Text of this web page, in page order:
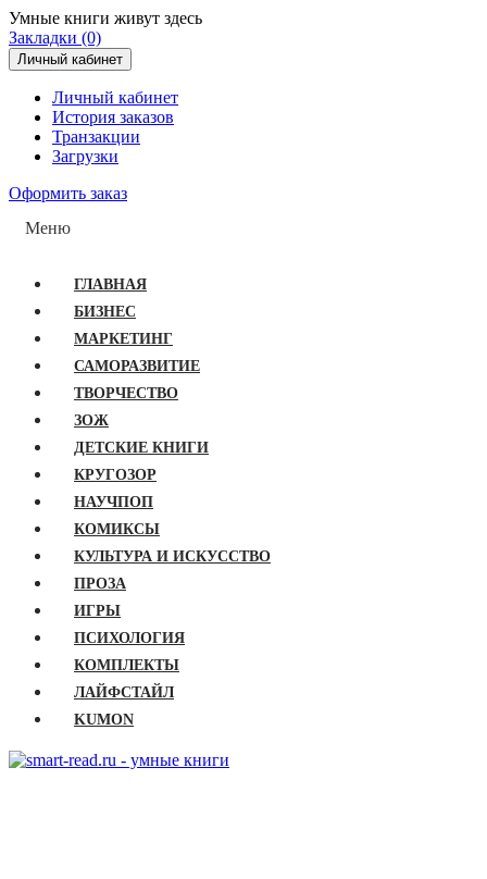
Умные книги живут здесь
Закладки (0)
Личный кабинет
Личный кабинет
История заказов
Транзакции
Загрузки
Оформить заказ
Меню
ГЛАВНАЯ
БИЗНЕС
МАРКЕТИНГ
САМОРАЗВИТИЕ
ТВОРЧЕСТВО
ЗОЖ
ДЕТСКИЕ КНИГИ
КРУГОЗОР
НАУЧПОП
КОМИКСЫ
КУЛЬТУРА И ИСКУССТВО
ПРОЗА
ИГРЫ
ПСИХОЛОГИЯ
КОМПЛЕКТЫ
ЛАЙФСТАЙЛ
KUMON